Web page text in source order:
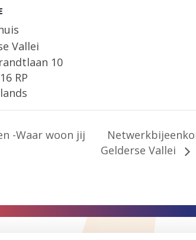
Vallei
10
RP
-Waar woon jij
Gelderse Vallei
Zoeken